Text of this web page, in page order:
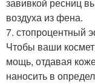
воздуха из фена.
7. стопроцентный
Чтобы ваши
мощь, отдавая
наносить в